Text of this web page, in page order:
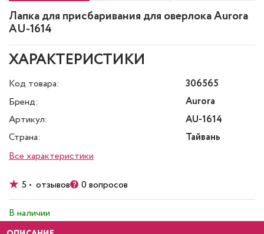
Лапка для присбаривания для оверлока Aurora
AU-1614
ХАРАКТЕРИСТИКИ
Код товара:
306565
Бренд:
Aurora
Артикул:
AU-1614
Страна:
Тайвань
Все характеристики
5 • отзывов 0 вопросов
В наличии